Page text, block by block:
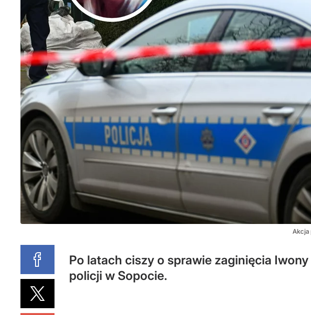
Akcja
Po latach ciszy o sprawie zaginięcia
policji w Sopocie.